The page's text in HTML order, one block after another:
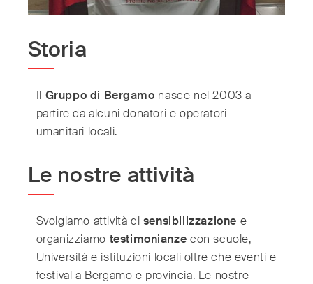
Storia
Il Gruppo di Bergamo nasce nel 2003 a
partire da alcuni donatori e operatori
umanitari locali.
Le nostre attività
Svolgiamo attività di sensibilizzazione e
organizziamo testimonianze con scuole,
Università e istituzioni locali oltre che eventi e
festival a Bergamo e provincia. Le nostre
Argentina
Belgium (Nederlands/Français)
Brazil (Português)
Czech Republic (Česky/English)
Germany (Deutsch)
Greece (ελληνικά)
Hong Kong (繁體中文)